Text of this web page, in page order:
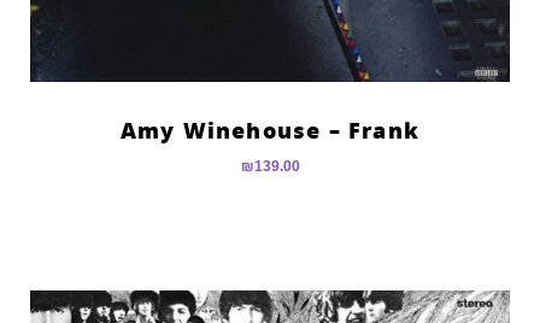
Amy Winehouse – Frank
₪139.00